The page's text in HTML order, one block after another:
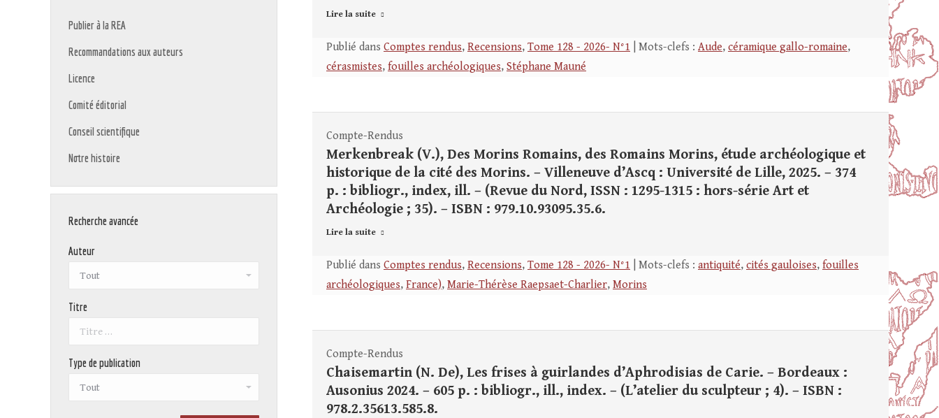
Lire la suite
Publié dans Comptes rendus, Recensions, Tome 128 - 2026- N°1 | Mots-clefs : Aude, céramique gallo-romaine,
cérasmistes, fouilles archéologiques, Stéphane Mauné
Compte-Rendus
Merkenbreak (V.), Des Morins Romains, des Romains Morins, étude archéologique et
historique de la cité des Morins. – Villeneuve d’Ascq : Université de Lille, 2025. – 374
p. : bibliogr., index, ill. – (Revue du Nord, ISSN : 1295-1315 : hors-série Art et
Archéologie ; 35). – ISBN : 979.10.93095.35.6.
Lire la suite
Publié dans Comptes rendus, Recensions, Tome 128 - 2026- N°1 | Mots-clefs : antiquité, cités gauloises, fouilles
archéologiques, France), Marie-Thérèse Raepsaet-Charlier, Morins
Compte-Rendus
Chaisemartin (N. De), Les frises à guirlandes d’Aphrodisias de Carie. – Bordeaux :
Ausonius 2024. – 605 p. : bibliogr., ill., index. – (L’atelier du sculpteur ; 4). – ISBN :
978.2.35613.585.8.
Publier à la REA
Recommandations aux auteurs
Licence
Comité éditorial
Conseil scientifique
Notre histoire
Recherche avancée
Auteur
Titre
Type de publication